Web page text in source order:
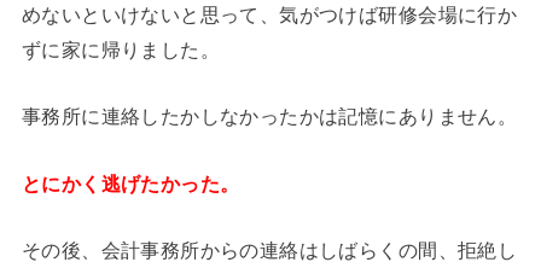
めないといけないと思って、気がつけば研修会場に行か
ずに家に帰りました。
事務所に連絡したかしなかったかは記憶にありません。
とにかく逃げたかった。
その後、会計事務所からの連絡はしばらくの間、拒絶し